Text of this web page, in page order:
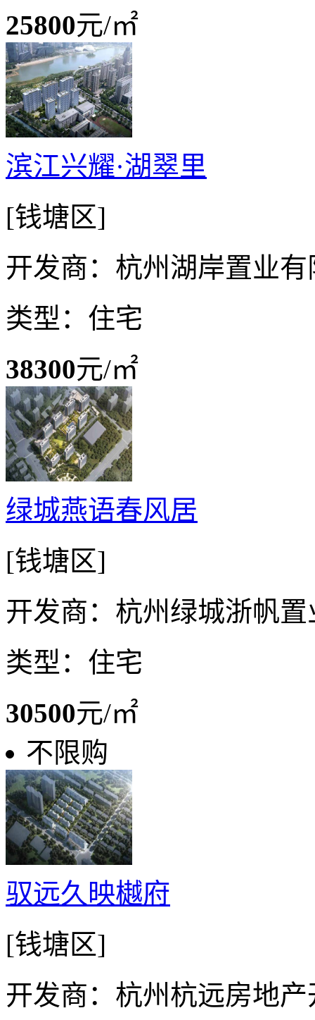
25800元/㎡
滨江兴耀·湖翠里
[钱塘区]
开发商：杭州湖岸置业有
类型：住宅
38300元/㎡
绿城燕语春风居
[钱塘区]
开发商：杭州绿城浙帆
类型：住宅
30500元/㎡
不限购
驭远久映樾府
[钱塘区]
开发商：杭州杭远房地